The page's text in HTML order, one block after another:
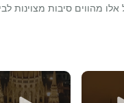
מהווים סיבות מצוינות